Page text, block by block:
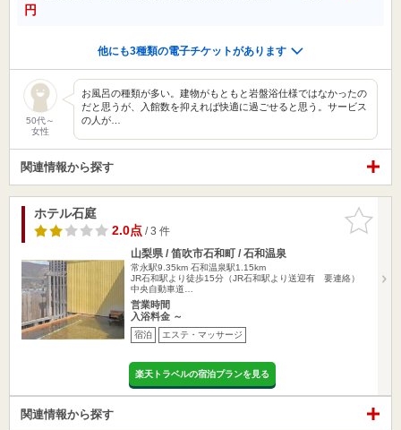
円
他にも3種類の電子チケットがあります
50代～
女性
お風呂の種類が多い。建物がもともと岩盤浴仕様ではなかったの
だと思うが、入館数を抑えれば快適に過ごせると思う。サービス
の人が…
関連情報から探す
お気に入
りに追加
ホテル石庭
2.0点/ 3 件
山梨県 / 笛吹市石和町 / 石和温泉
常永駅9.35km 石和温泉駅1.15km
JR石和駅より徒歩15分（JR石和駅より送迎有 要連絡）
中央自動車道…
営業時間
入浴料金 ～
宿泊 エステ・マッサージ
楽天トラベルの宿泊プランを見る
関連情報から探す